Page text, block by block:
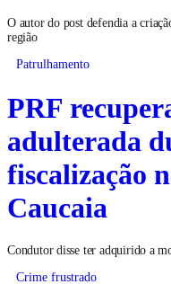
O autor do post defendia a
região
Patrulhamento
PRF
adulterada
fiscalização
Caucaia
Condutor disse ter adquirido a
Crime frustrado